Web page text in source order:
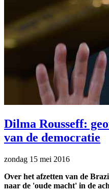
Dilma Rousseff:
van de democratie
zondag 15 mei 2016
Over het afzetten van de
naar de 'oude macht' in de